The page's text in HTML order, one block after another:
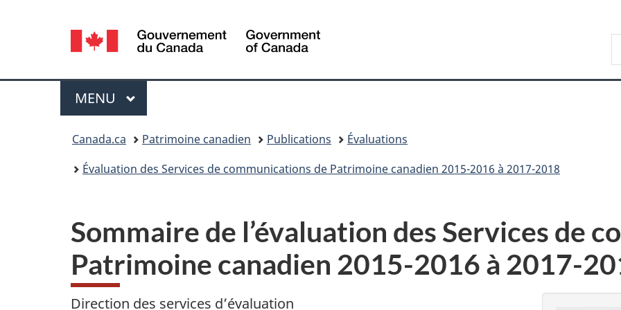
sujet
HTML
Sélection
de
la
langue
Canada
Menu
MENU PRINCIPAL
Canada.ca Patrimoine canadien Publications
Évaluations
Évaluation des Services de communications de Patrimoine canadien 2015-2016 à 2017-2018
Sommaire de l’évaluation des Services de
Patrimoine canadien 2015-2016 à 2017-
Direction des services d’évaluation